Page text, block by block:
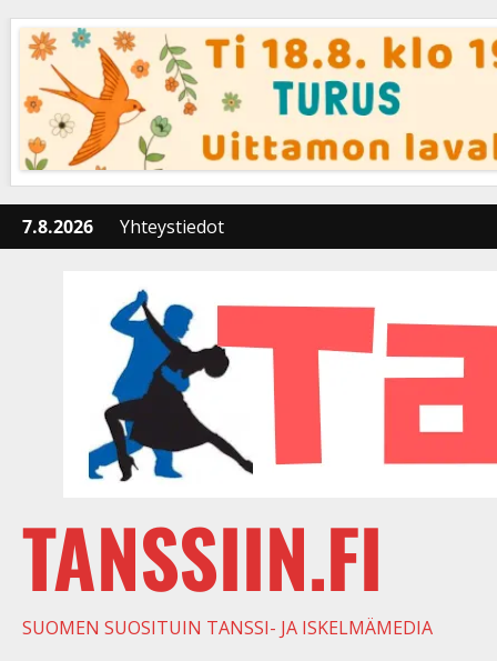
content
7.8.2026 Yhteystiedot
TANSSIIN.FI
SUOMEN SUOSITUIN TANSSI- JA ISKELMÄMEDIA